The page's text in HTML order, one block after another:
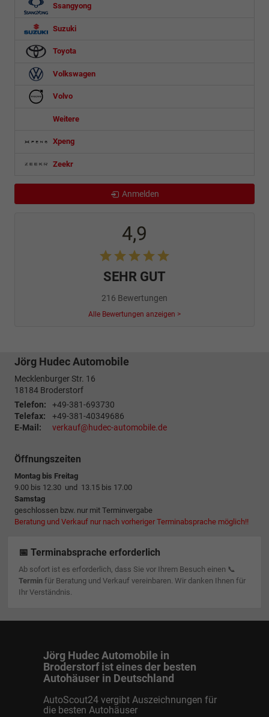
Ssangyong
Suzuki
Toyota
Volkswagen
Volvo
Weitere
Xpeng
Zeekr
Anmelden
4,9
SEHR GUT
216 Bewertungen
Alle Bewertungen anzeigen >
Jörg Hudec Automobile
Mecklenburger Str. 16
18184 Broderstorf
Telefon:
+49-381-693730
Telefax:
+49-381-40349686
E-Mail:
verkauf@hudec-automobile.de
Öffnungszeiten
Montag bis Freitag
9.00 bis 12.30 und 13.15 bis 17.00
Samstag
geschlossen bzw. nur mit Terminvergabe
Beratung und Verkauf nur nach vorheriger Terminabsprache möglich!!
📅 Terminabsprache erforderlich
Ab sofort ist es erforderlich, dass Sie vor Ihrem Besuch einen 📞
Terminfür Beratung und Verkauf vereinbaren. Wir danken Ihnen für
Ihr Verständnis.
Jörg Hudec Automobile in
Broderstorf ist eines der besten
Autohäuser in Deutschland
AutoScout24 vergibt Auszeichnungen für
die besten Autohäuser